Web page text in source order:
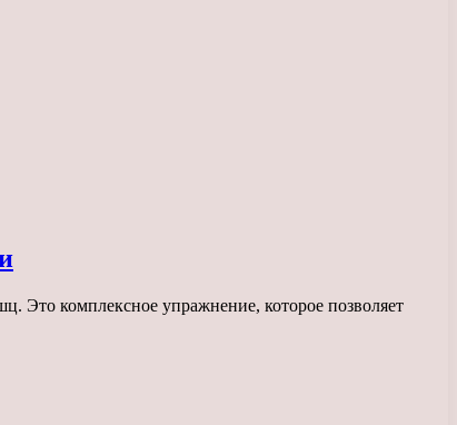
комплексное упражнение, которое позволяет